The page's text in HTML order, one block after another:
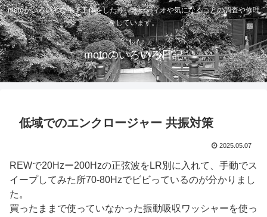
motoがいろいろな電子工作をしたり、オーディオや気になることの調査や修理
をしています。
motoのいろいろ日記
低域でのエンクロージャー 共振対策
2025.05.07
REWで20Hzー200Hzの正弦波をLR別に入れて、手動でス
イープしてみた所70-80Hzでビビっているのが分かりまし
た。
買ったままで使っていなかった振動吸収ワッシャーを使っ